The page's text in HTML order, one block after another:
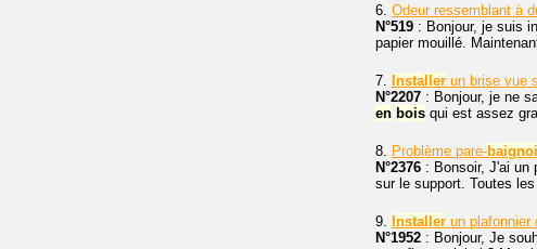
6. Odeur ressemblant à
N°519 : Bonjour, je suis
papier mouillé.
7. Installer un brise vue
N°2207 : Bonjour, je ne
en bois qui est assez
8. Problème pare-
N°2376 : Bonsoir, J'ai un
sur le support. Toutes
9. Installer un plafonnier
N°1952 : Bonjour, Je